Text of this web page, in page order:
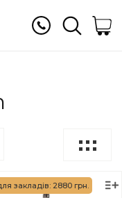
закладів: 2880 грн.